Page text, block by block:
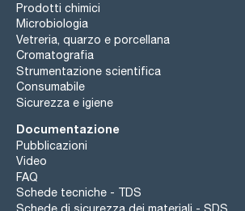
Prodotti chimici
Microbiologia
Vetreria, quarzo e porcellana
Cromatografia
Strumentazione scientifica
Consumabile
Sicurezza e igiene
Documentazione
Pubblicazioni
Video
FAQ
Schede tecniche - TDS